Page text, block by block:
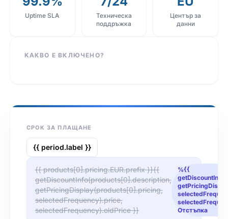
Uptime SLA
Техническа
поддръжка
Център за
данни
КАКВО Е ВКЛЮЧЕНО?
СРОК ЗА ПЛАЩАНЕ
{{ period.label }}
{{ products[0].pricing.EUR.prefix }}{{
getDiscountInfo(products[0].description,
getPricingDisplay(products[0].pricing,
selectedFrequency).price,
selectedFrequency).oldPrice }}
%{{
Отстъпка